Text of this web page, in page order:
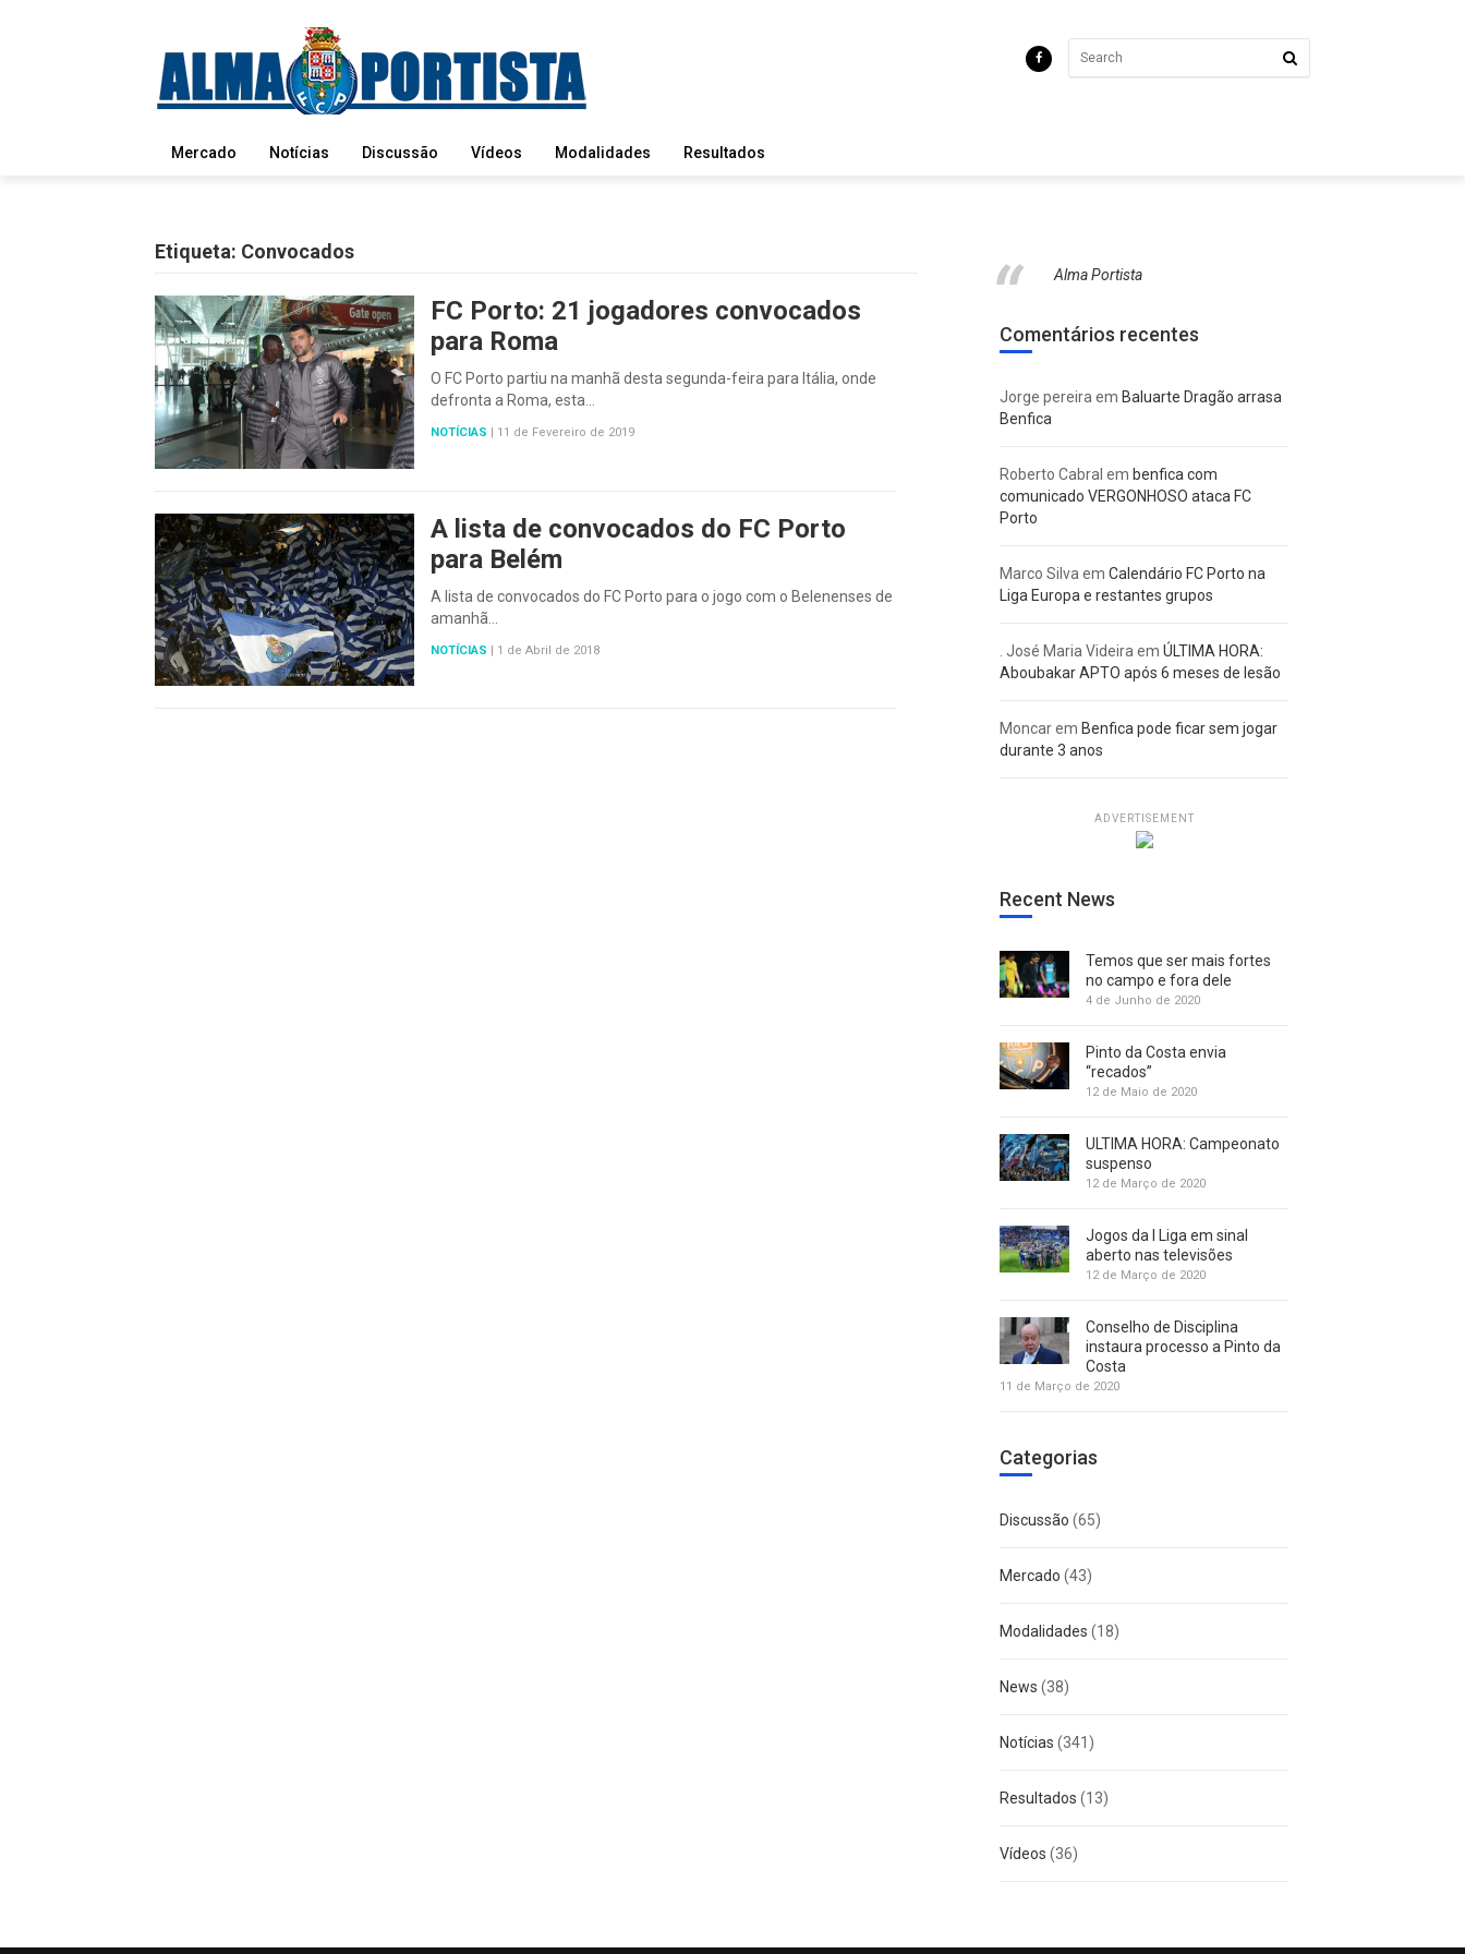
Mercado Notícias Discussão Vídeos Modalidades Resultados
Etiqueta: Convocados
FC Porto: 21 jogadores convocados
para Roma
O FC Porto partiu na manhã desta segunda-feira para Itália, onde
defronta a Roma, esta…
NOTÍCIAS | 11 de Fevereiro de 2019
A lista de convocados do FC Porto
para Belém
A lista de convocados do FC Porto para o jogo com o Belenenses de
amanhã…
NOTÍCIAS | 1 de Abril de 2018
Alma Portista
Comentários recentes
Jorge pereira em Baluarte Dragão arrasa
Benfica
Roberto Cabral em benfica com
comunicado VERGONHOSO ataca FC
Porto
Marco Silva em Calendário FC Porto na
Liga Europa e restantes grupos
. José Maria Videira em ÚLTIMA HORA:
Aboubakar APTO após 6 meses de lesão
Moncarem Benfica pode ficar sem jogar
durante 3 anos
ADVERTISEMENT
Recent News
Temos que ser mais fortes
no campo e fora dele
4 de Junho de 2020
Pinto da Costa envia
“recados”
12 de Maio de 2020
ULTIMA HORA: Campeonato
suspenso
12 de Março de 2020
Jogos da I Liga em sinal
aberto nas televisões
12 de Março de 2020
Conselho de Disciplina
instaura processo a Pinto da
Costa
11 de Março de 2020
Categorias
Discussão (65)
Mercado (43)
Modalidades (18)
News (38)
Notícias (341)
Resultados (13)
Vídeos (36)